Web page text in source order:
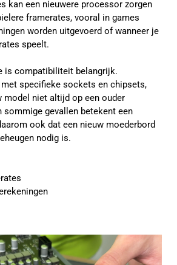
kan een nieuwere processor zorgen
framerates, vooral in games
worden uitgevoerd of wanneer je
speelt.
is compatibiliteit belangrijk.
specifieke sockets en chipsets,
model niet altijd op een ouder
sommige gevallen betekent een
ook dat een nieuw moederbord
nodig is.